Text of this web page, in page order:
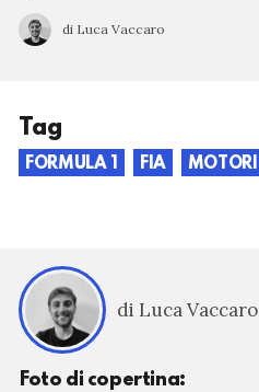
di Luca Vaccaro
Tag
FORMULA 1 FIA MOTORI
di Luca Vaccaro
Foto di copertina: